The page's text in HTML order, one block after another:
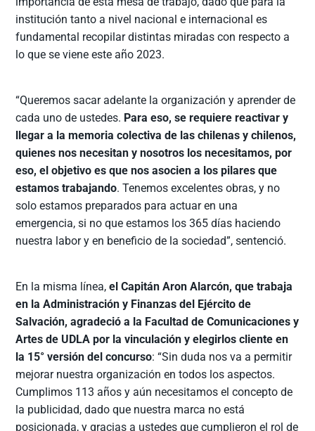
institución tanto a nivel nacional e internacional es
fundamental recopilar distintas miradas con respecto a
lo que se viene este año 2023.
“Queremos sacar adelante la organización y aprender de
cada uno de ustedes. Para eso, se requiere reactivar y
llegar a la memoria colectiva de las chilenas y chilenos,
quienes nos necesitan y nosotros los necesitamos, por
eso, el objetivo es que nos asocien a los pilares que
estamos trabajando. Tenemos excelentes obras, y no
solo estamos preparados para actuar en una
emergencia, si no que estamos los 365 días haciendo
nuestra labor y en beneficio de la sociedad”, sentenció.
En la misma línea,el Capitán Aron Alarcón, que trabaja
en la Administración y Finanzas del Ejército de
Salvación, agradeció a la Facultad de Comunicaciones y
Artes de UDLA por la vinculación y elegirlos cliente en
la 15° versión del concurso: “Sin duda nos va a permitir
mejorar nuestra organización en todos los aspectos.
Cumplimos 113 años y aún necesitamos el concepto de
la publicidad, dado que nuestra marca no está
posicionada, y gracias a ustedes que cumplieron el rol de